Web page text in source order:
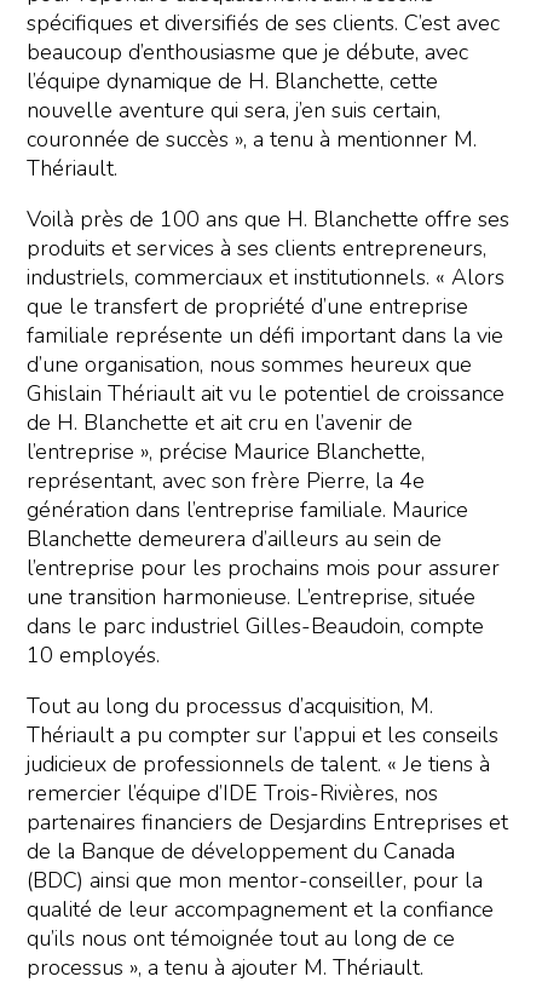
spécifiques et diversifiés de ses clients. C’est avec
beaucoup d’enthousiasme que je débute, avec
l’équipe dynamique de H. Blanchette, cette
nouvelle aventure qui sera, j’en suis certain,
couronnée de succès », a tenu à mentionner M.
Thériault.
Voilà près de 100 ans que H. Blanchette offre ses
produits et services à ses clients entrepreneurs,
industriels, commerciaux et institutionnels. « Alors
que le transfert de propriété d’une entreprise
familiale représente un défi important dans la vie
d’une organisation, nous sommes heureux que
Ghislain Thériault ait vu le potentiel de croissance
de H. Blanchette et ait cru en l’avenir de
l’entreprise », précise Maurice Blanchette,
représentant, avec son frère Pierre, la 4e
génération dans l’entreprise familiale. Maurice
Blanchette demeurera d’ailleurs au sein de
l’entreprise pour les prochains mois pour assurer
une transition harmonieuse. L’entreprise, située
dans le parc industriel Gilles-Beaudoin, compte
10 employés.
Tout au long du processus d’acquisition, M.
Thériault a pu compter sur l’appui et les conseils
judicieux de professionnels de talent. « Je tiens à
remercier l’équipe d’IDE Trois-Rivières, nos
partenaires financiers de Desjardins Entreprises et
de la Banque de développement du Canada
(BDC) ainsi que mon mentor-conseiller, pour la
qualité de leur accompagnement et la confiance
qu’ils nous ont témoignée tout au long de ce
processus », a tenu à ajouter M. Thériault.